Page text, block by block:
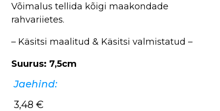
Võimalus tellida kõigi maakondade
rahvariietes.
– Käsitsi maalitud & Käsitsi valmistatud –
Suurus: 7,5cm
Jaehind:
3,48 €